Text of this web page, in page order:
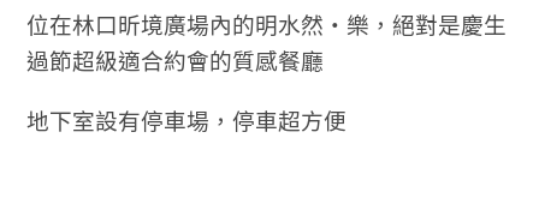
位在林口昕境廣場內的明水然・樂，絕對是慶生
過節超級適合約會的質感餐廳
地下室設有停車場，停車超方便